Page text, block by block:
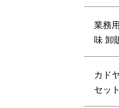
業務
味 卸
カド
セット